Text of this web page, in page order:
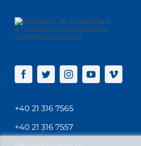
+40 21 316 7565
+40 21 316 7557